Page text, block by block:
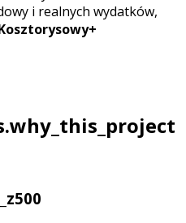
i realnych wydatków,